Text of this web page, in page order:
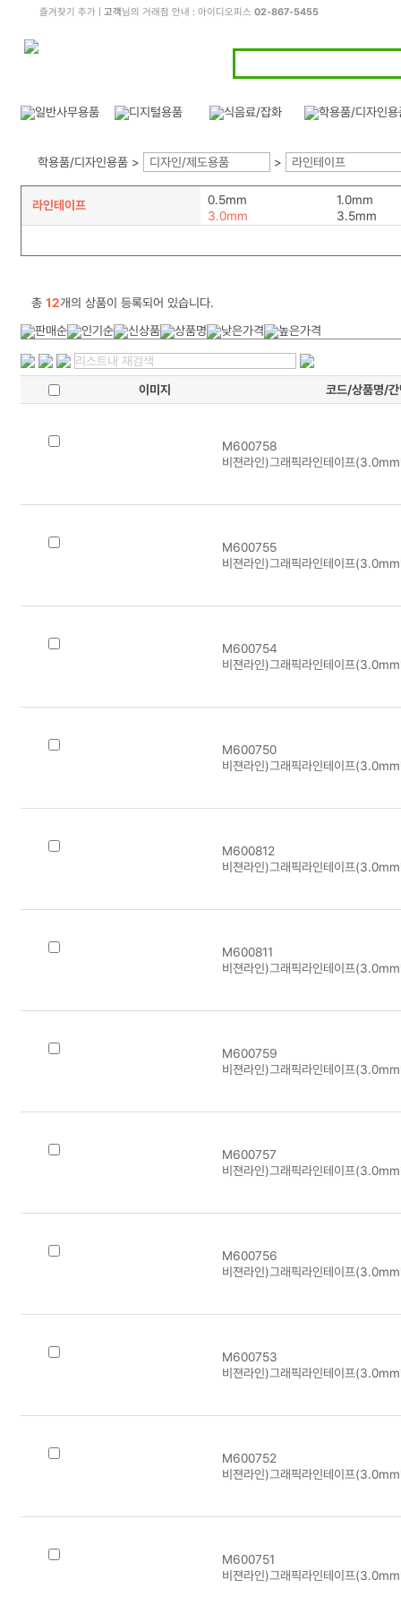
즐겨찾기 추가| 고객님의 거래점 안내 : 아이디오피스 02-867-5455
학용품/디자인용품 > 디자인/제도용품 > 라인테이프
라인테이프 0.5mm
1.0mm
3.0mm
3.5mm
총 12개의 상품이 등록되어 있습니다.
이미지 코드/상품명/간
M600758
비젼라인)그래픽라인테이프
M600755
비젼라인)그래픽라인테이프
M600754
비젼라인)그래픽라인테이프
M600750
비젼라인)그래픽라인테이프
M600812
비젼라인)그래픽라인테이프
M600811
비젼라인)그래픽라인테이프
M600759
비젼라인)그래픽라인테이프
M600757
비젼라인)그래픽라인테이프
M600756
비젼라인)그래픽라인테이프
M600753
비젼라인)그래픽라인테이프
M600752
비젼라인)그래픽라인테이프
M600751
비젼라인)그래픽라인테이프